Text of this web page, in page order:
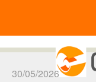
30/05/2026